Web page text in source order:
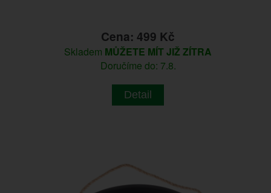
Cena: 499 Kč
Skladem MŮŽETE MÍT JIŽ ZÍTRA
Doručíme do: 7.8.
Detail